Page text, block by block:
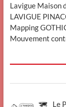
Lavigue Maison
LAVIGUE
Mapping
Mouvement
Le